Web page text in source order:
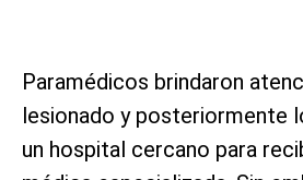
Paramédicos brindaron
lesionado y posteriormente
un hospital cercano para